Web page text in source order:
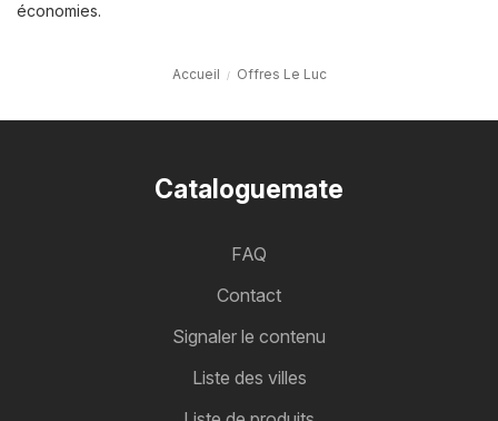
économies.
Accueil Offres Le Luc
Cataloguemate
FAQ
Contact
Signaler le contenu
Liste des villes